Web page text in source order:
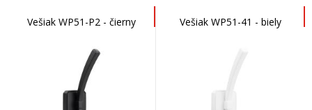
Vešiak WP51-P2 - čierny Vešiak WP51-41 - biely